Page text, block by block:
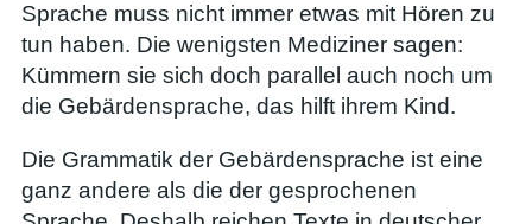
Sprache muss nicht immer etwas mit Hören zu
tun haben. Die wenigsten Mediziner sagen:
Kümmern sie sich doch parallel auch noch um
die Gebärdensprache, das hilft ihrem Kind.
Die Grammatik der Gebärdensprache ist eine
ganz andere als die der gesprochenen